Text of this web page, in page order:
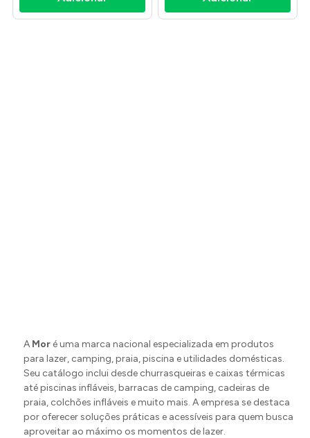
A Mor é uma marca nacional especializada em produtos
para lazer, camping, praia, piscina e utilidades domésticas.
Seu catálogo inclui desde churrasqueiras e caixas térmicas
até piscinas infláveis, barracas de camping, cadeiras de
praia, colchões infláveis e muito mais. A empresa se destaca
por oferecer soluções práticas e acessíveis para quem busca
aproveitar ao máximo os momentos de lazer.